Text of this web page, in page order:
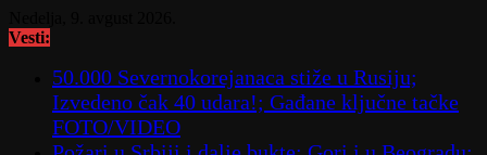
to
Vesti:
50.000 Severnokorejanaca stiže u Rusiju;
Izvedeno čak 40 udara!; Gađane ključne tačke
FOTO/VIDEO